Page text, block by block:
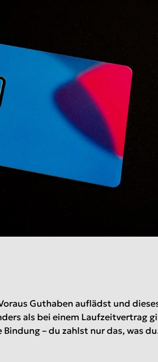
Guthaben auflädst und
als bei einem Laufzeitvertrag
– du zahlst nur das, was